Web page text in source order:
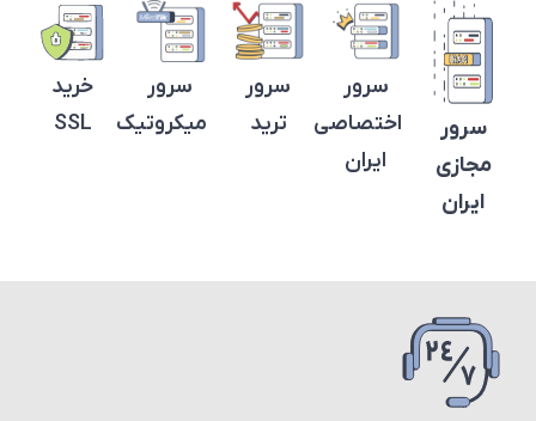
سرور
مجازی
ایران
سرور
اختصاصی
ایران
سرور
ترید
سرور
میکروتیک
خرید
SSL